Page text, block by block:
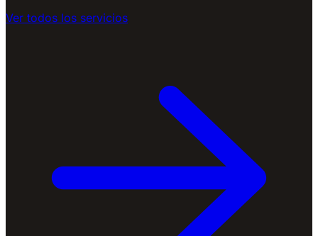
Ver todos los servicios